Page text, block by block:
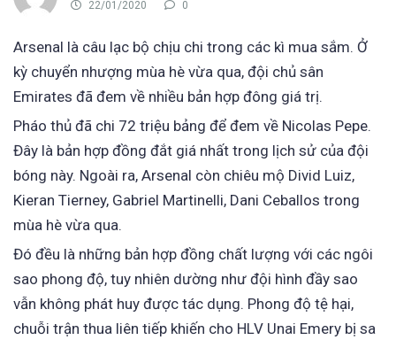
22/01/2020 0
Arsenal là câu lạc bộ chịu chi trong các kì mua sắm. Ở
kỳ chuyển nhượng mùa hè vừa qua, đội chủ sân
Emirates đã đem về nhiều bản hợp đông giá trị.
Pháo thủ đã chi 72 triệu bảng để đem về Nicolas Pepe.
Đây là bản hợp đồng đắt giá nhất trong lịch sử của đội
bóng này. Ngoài ra, Arsenal còn chiêu mộ Divid Luiz,
Kieran Tierney, Gabriel Martinelli, Dani Ceballos trong
mùa hè vừa qua.
Đó đều là những bản hợp đồng chất lượng với các ngôi
sao phong độ, tuy nhiên dường như đội hình đầy sao
vẫn không phát huy được tác dụng. Phong độ tệ hại,
chuỗi trận thua liên tiếp khiến cho HLV Unai Emery bị sa